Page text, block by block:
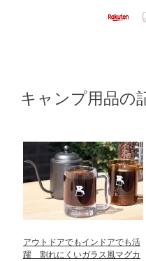
キャンプ用品の
アウトドアでもインドアでも活
躍 割れにくいガラス風マグカ